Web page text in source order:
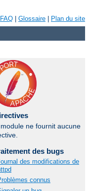
FAQ Glossaire Plan du site
ne fournit aucune
des bugs
des modifications de
connus